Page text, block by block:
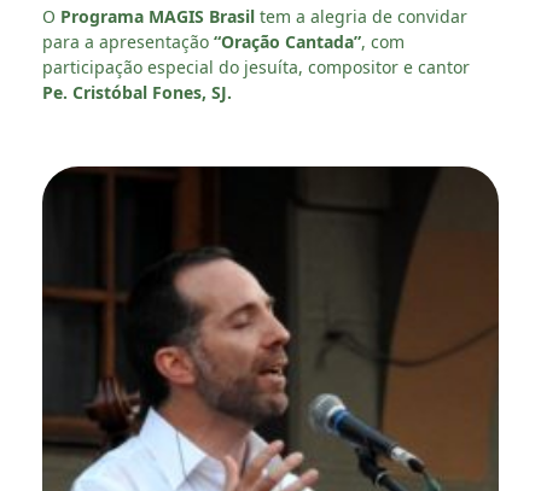
O Programa MAGIS Brasil tem a alegria de convidar
para a apresentação “Oração Cantada”, com
participação especial do jesuíta, compositor e cantor
Pe. Cristóbal Fones, SJ.